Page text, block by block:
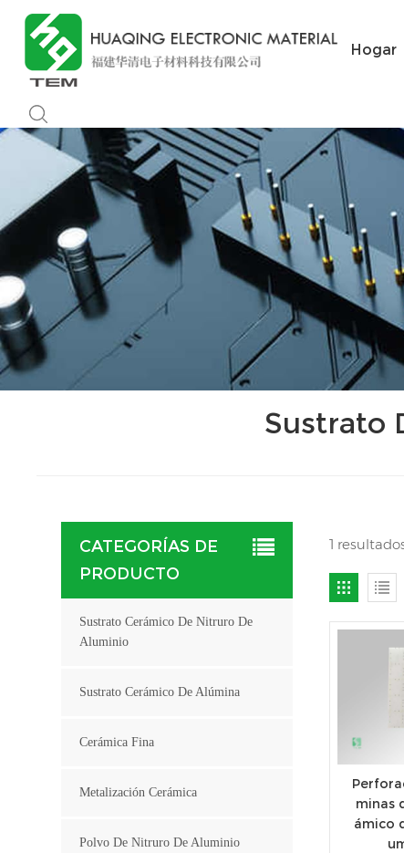
Hogar
Sustrato
1
minas
ámico
CATEGORÍAS DE
PRODUCTO
Sustrato Cerámico De Nitruro De
Aluminio
Sustrato Cerámico De Alúmina
Cerámica Fina
Metalización Cerámica
Polvo De Nitruro De Aluminio